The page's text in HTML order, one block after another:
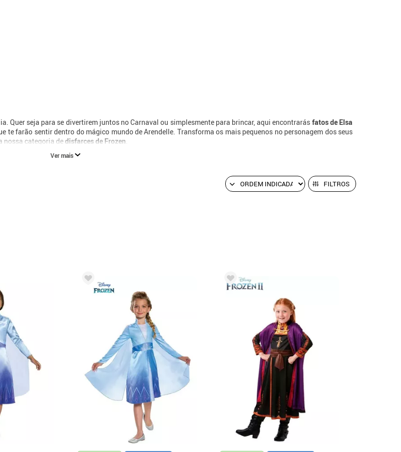
Quer seja para se divertirem juntos no Carnaval ou simplesmente para brincar, aqui encontrarás fatos de Elsa
te farão sentir dentro do mágico mundo de Arendelle. Transforma os mais pequenos no personagem dos seus
nossa categoria dedisfarces de Frozen
Ver mais
FILTROS